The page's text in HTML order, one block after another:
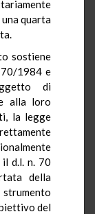
una quarta
sostiene
70/1984 e
di
alla loro
la legge
d.l. n. 70
della
del